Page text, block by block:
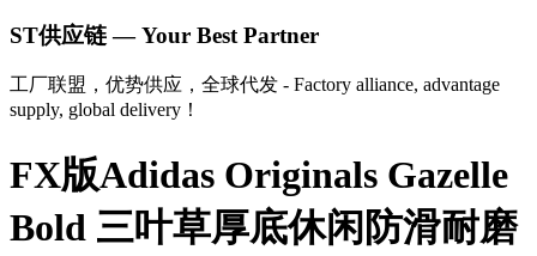
ST供应链 — Your Best Partner
工厂联盟，优势供应，全球代发 - Factory alliance, advantage
supply, global delivery！
FX版Adidas Originals Gazelle
Bold 三叶草厚底休闲防滑耐磨